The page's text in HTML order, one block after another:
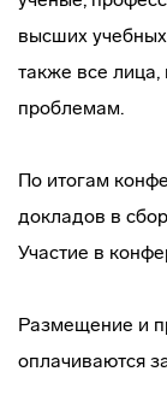
высших
также все
проблемам.
По итогам
докладов в
Участие в
Размещение и
оплачиваются